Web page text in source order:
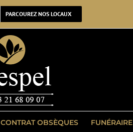
PARCOUREZ NOS LOCAUX
CONTRAT OBSÈQUES FUNÉRAIRE